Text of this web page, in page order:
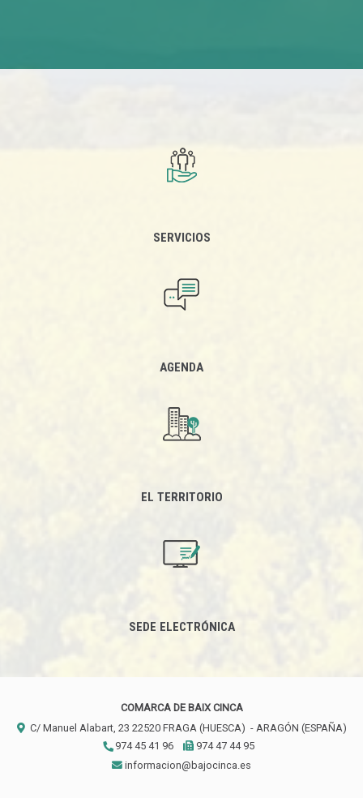
SERVICIOS
AGENDA
EL TERRITORIO
SEDE ELECTRÓNICA
COMARCA DE BAIX CINCA
C/ Manuel Alabart, 23 22520 FRAGA (HUESCA) - ARAGÓN (ESPAÑA)
974 45 41 96
974 47 44 95
informacion@bajocinca.es